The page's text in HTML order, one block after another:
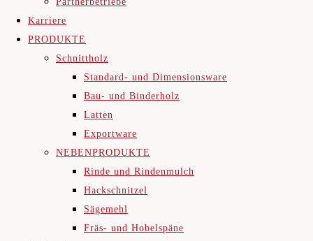
Karriere
PRODUKTE
Schnittholz
Standard- und Dimensionsware
Bau- und Binderholz
Latten
Exportware
NEBENPRODUKTE
Rinde und Rindenmulch
Hackschnitzel
Sägemehl
Fräs- und Hobelspäne